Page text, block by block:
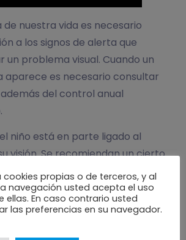
de nuestra vida es necesario
a los signos de alerta que
un problema visual. Cuando un
aparece es necesario consultar
del control anual
niño está en parte ligado al
visión. Se recomiendan un cierto
visuales que es
He aquí algunas
especialmente en caso de:
cookies propias o de terceros, y al
navegación usted acepta el uso
ellas. En caso contrario usted
las preferencias en su navegador.